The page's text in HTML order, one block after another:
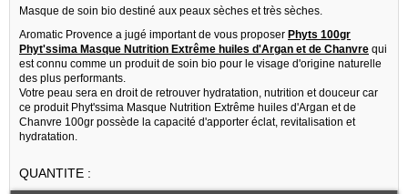
Masque de soin bio destiné aux peaux sèches et très sèches.
Aromatic Provence a jugé important de vous proposer Phyts 100gr
Phyt'ssima Masque Nutrition Extrême huiles d'Argan et de Chanvre qui
est connu comme un produit de soin bio pour le visage d'origine naturelle
des plus performants.
Votre peau sera en droit de retrouver hydratation, nutrition et douceur car
ce produit Phyt'ssima Masque Nutrition Extrême huiles d'Argan et de
Chanvre 100gr possède la capacité d'apporter éclat, revitalisation et
hydratation.
QUANTITE :